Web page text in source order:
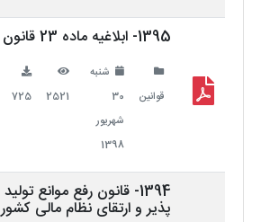
1395- ابلاغیه ماده 23 قانون الحاق
قوانین
شنبه
30
شهریور
1398
2521
725
1394- قانون رفع موانع
پذیر و ارتقای نظام مالی کشور